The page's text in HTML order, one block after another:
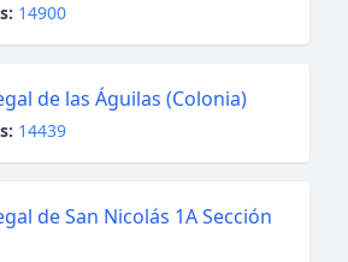
14900
de las Águilas (Colonia)
14439
de San Nicolás 1A Sección